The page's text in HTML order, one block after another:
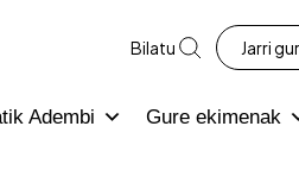
Bilatu Jarri
Adembi Gure ekimenak